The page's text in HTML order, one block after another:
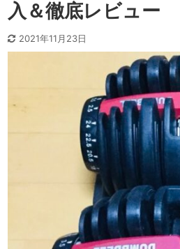
入＆徹底レビュー
2021年11月23日